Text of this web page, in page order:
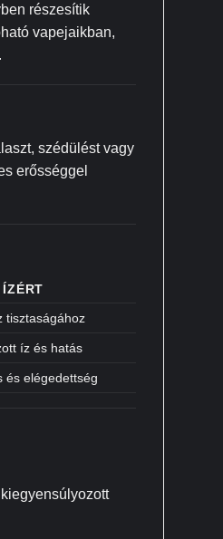
részesítik
vapejaikban,
szédülést vagy
erősséggel
tisztaságához
íz és hatás
és elégedettség